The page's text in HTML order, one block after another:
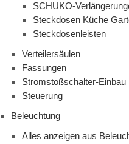
SCHUKO-
Steckdosen Küche
Steckdosenleisten
Verteilersäulen
Fassungen
Stromstoßschalter-Einbau
Steuerung
Beleuchtung
Alles anzeigen aus